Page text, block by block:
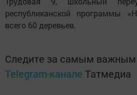
республиканской программы
всего 60 деревьев.
Следите за самым
Telegram-канале Татмедиа